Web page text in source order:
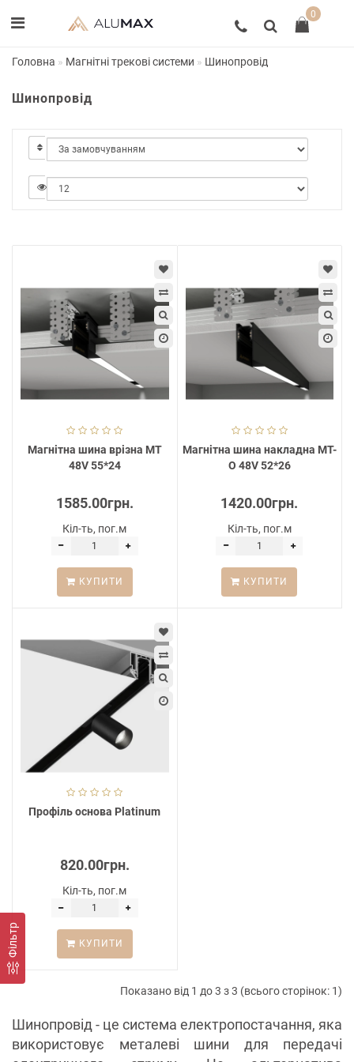
0
Фільтр
Головна Магнітні трекові системи Шинопровід
Шинопровід
Магнітна шина врізна MT
48V 55*24
1585.00грн.
Кіл-ть, пог.м
КУПИТИ
Магнітна шина накладна MT-
O 48V 52*26
1420.00грн.
Кіл-ть, пог.м
КУПИТИ
Профіль основа Platinum
820.00грн.
Кіл-ть, пог.м
КУПИТИ
Показано від 1 до 3 з 3 (всього сторінок: 1)
Шинопровід - це система електропостачання, яка
використовує металеві шини для передачі